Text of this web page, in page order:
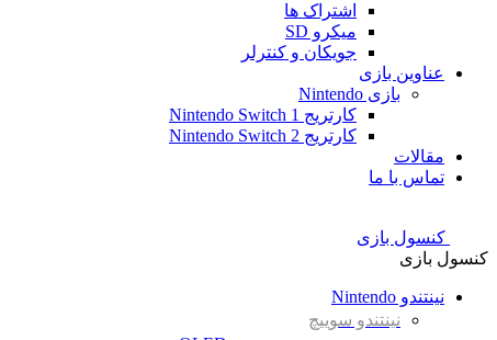
اشتراک ها
میکرو SD
جویکان و کنترلر
عناوین بازی
بازی Nintendo
کارتریج Nintendo Switch 1
کارتریج Nintendo Switch 2
مقالات
تماس با ما
کنسول بازی
کنسول بازی
نینتندو Nintendo
نینتندو سوییچ